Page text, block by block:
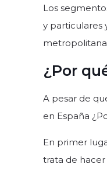
Los
y particulares
¿Por
A pesar de
en España
En primer
trata de hacer